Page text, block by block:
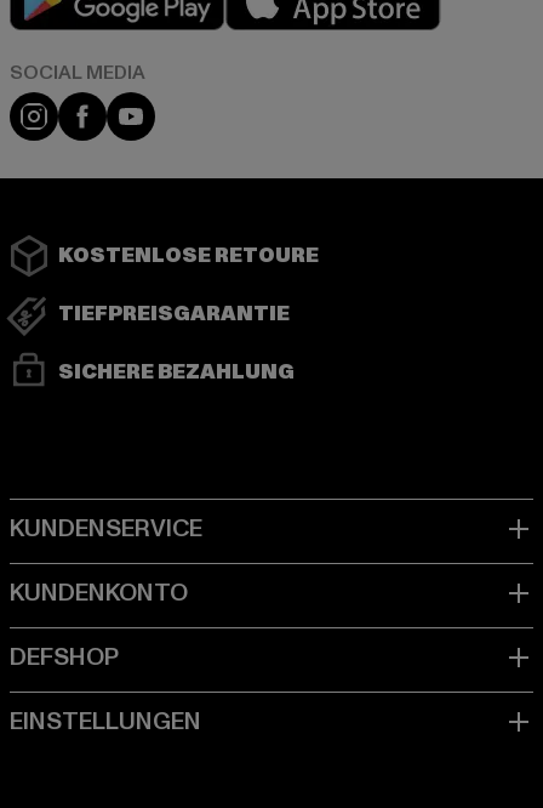
Instagram
FacebookYouTube
KOSTENLOSE RETOURE
TIEFPREISGARANTIE
SICHERE BEZAHLUNG